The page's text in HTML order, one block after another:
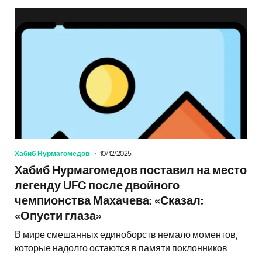
Хабиб Нурмагомедов 10/12/2025
Хабиб Нурмагомедов поставил на место
легенду UFC после двойного
чемпионства Махачева: «Сказал:
«Опусти глаза»
В мире смешанных единоборств немало моментов,
которые надолго остаются в памяти поклонников